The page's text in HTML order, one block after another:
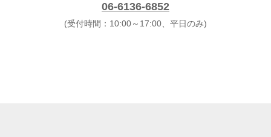
06-6136-6852
(受付時間：10:00～17:00、平日のみ)